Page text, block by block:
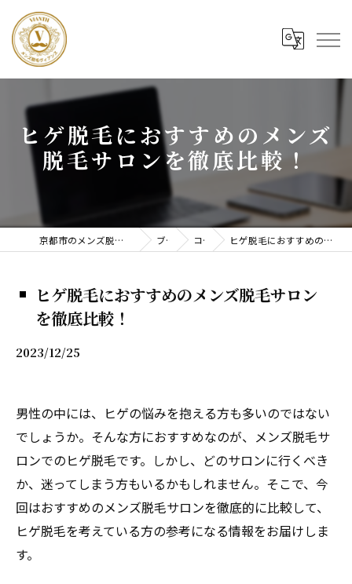
ヒゲ脱毛におすすめのメンズ
脱毛サロンを徹底比較！
京都市のメンズ脱毛ならメンズ脱毛ヴィアンス ブログ コラム ヒゲ脱毛におすすめのメンズ脱毛サロンを徹底比較！
ヒゲ脱毛におすすめのメンズ脱毛サロン
を徹底比較！
2023/12/25
男性の中には、ヒゲの悩みを抱える方も多いのではない
でしょうか。そんな方におすすめなのが、メンズ脱毛サ
ロンでのヒゲ脱毛です。しかし、どのサロンに行くべき
か、迷ってしまう方もいるかもしれません。そこで、今
回はおすすめのメンズ脱毛サロンを徹底的に比較して、
ヒゲ脱毛を考えている方の参考になる情報をお届けしま
す。